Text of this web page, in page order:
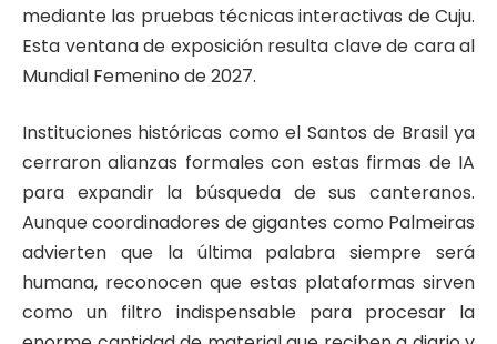
mediante las pruebas técnicas interactivas de Cuju.
Esta ventana de exposición resulta clave de cara al
Mundial Femenino de 2027.
Instituciones históricas como el Santos de Brasil ya
cerraron alianzas formales con estas firmas de IA
para expandir la búsqueda de sus canteranos.
Aunque coordinadores de gigantes como Palmeiras
advierten que la última palabra siempre será
humana, reconocen que estas plataformas sirven
como un filtro indispensable para procesar la